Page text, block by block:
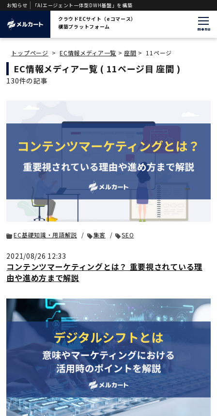
お知らせ
る「AIエージェント一体型DWH基盤」を構築
クラウドECサイト（eコマース）
構築プラットフォーム
menu
トップページ > EC情報メディア一覧 > 座間 > 11ページ
EC情報メディア一覧 ( 11ページ目 座間 )
130件の記事
EC基礎知識・用語解説 集客 SEO
2021/08/26 12:33
コンテンツマーケティングとは？ 重要視されている理
由や進め方まで解説